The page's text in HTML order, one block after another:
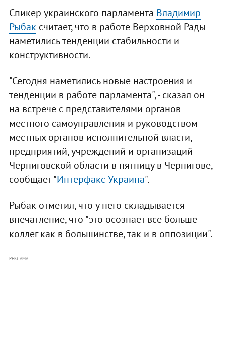
Спикер украинского парламента Владимир
Рыбак считает, что в работе Верховной Рады
наметились тенденции стабильности и
конструктивности.
"Сегодня наметились новые настроения и
тенденции в работе парламента", - сказал он
на встрече с представителями органов
местного самоуправления и руководством
местных органов исполнительной власти,
предприятий, учреждений и организаций
Черниговской области в пятницу в Чернигове,
сообщает "Интерфакс-Украина".
Рыбак отметил, что у него складывается
впечатление, что "это осознает все больше
коллег как в большинстве, так и в оппозиции".
РЕКЛАМА